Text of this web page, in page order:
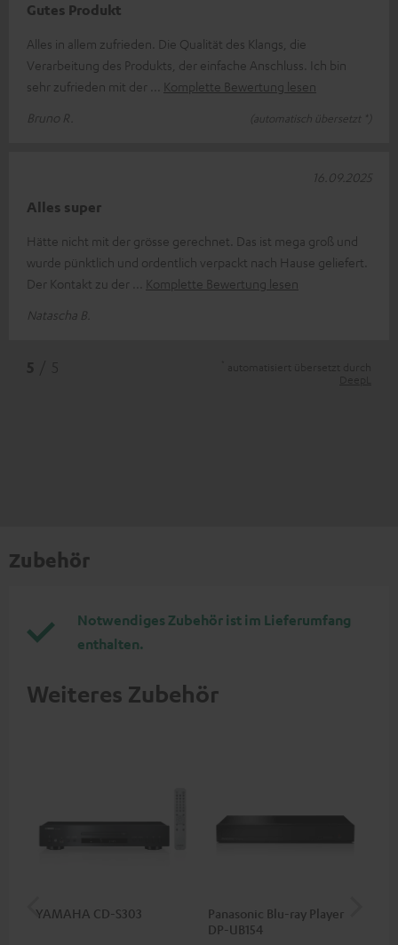
Gutes Produkt
Alles in allem zufrieden. Die Qualität des Klangs, die
Verarbeitung des Produkts, der einfache Anschluss. Ich bin
sehr zufrieden mit der
Komplette Bewertung lesen
Bruno R.
(automatisch übersetzt *)
Alles super
Hätte nicht mit der grösse gerechnet. Das ist mega groß und
wurde pünktlich und ordentlich verpackt nach Hause geliefert.
Der Kontakt zu der
Komplette Bewertung lesen
Natascha B.
16.09.2025
Zubehör
Notwendiges Zubehör ist im Lieferumfang
enthalten.
Weiteres Zubehör
YAMAHA CD-S303
Panasonic Blu-ray Player
DP-UB154